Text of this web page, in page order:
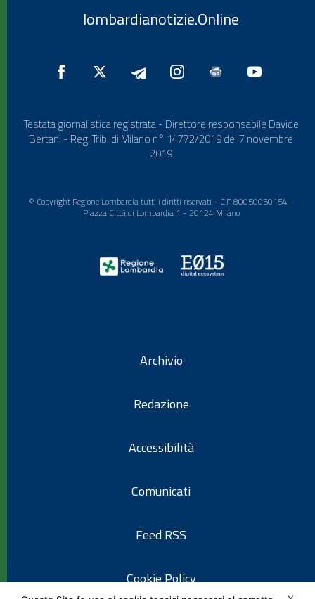
lombardianotizie.Online
Testata giornalistica registrata - Direttore responsabile Davide
Bertani - Reg. Trib. di Milano n° 14772/2019 del 7 novembre
2019
© Copyright Regione Lombardia tutti i diritti riservati - C.F. 80050050154 -
Piazza Città di Lombardia 1 - 20124 Milano
Archivio
Redazione
Accessibilità
Comunicati
Feed RSS
Cookie Policy